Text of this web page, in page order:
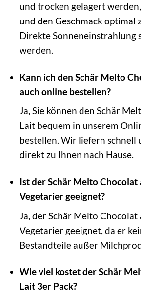
und trocken gelagert
und den Geschmack optimal
Direkte Sonneneinstrahlung
werden.
Kann ich den Schär Melto
auch online bestellen?
Ja, Sie können den Schär
Lait bequem in unserem
bestellen. Wir liefern schnell
direkt zu Ihnen nach Hause.
Ist der Schär Melto Chocolat
Vegetarier geeignet?
Ja, der Schär Melto
Vegetarier geeignet, da er
Bestandteile außer
Wie viel kostet der Schär
Lait 3er Pack?